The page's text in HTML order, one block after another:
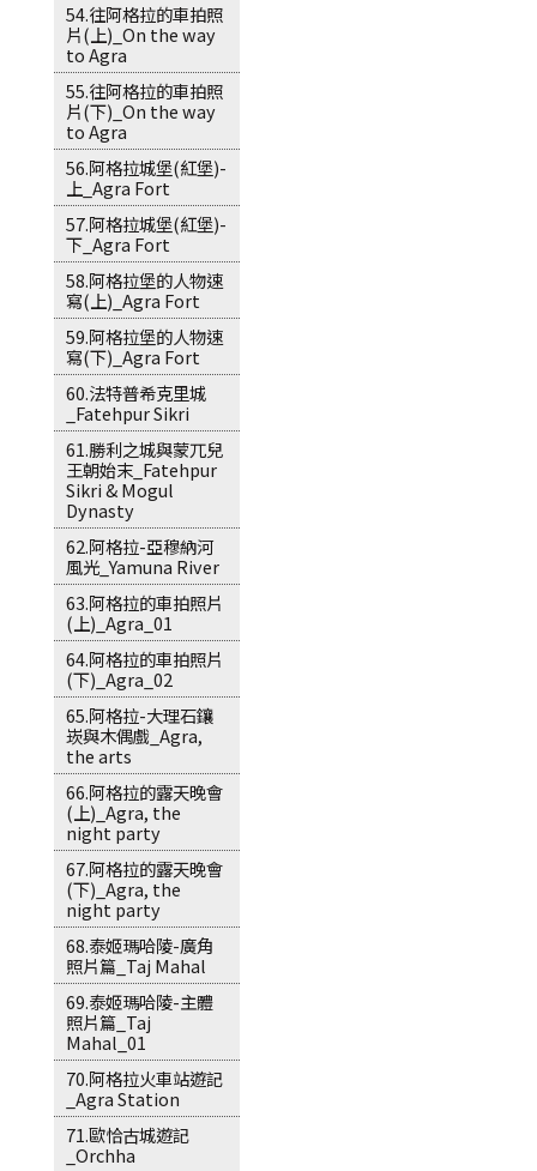
54.往阿格拉的車拍照
片(上)_On the way
to Agra
55.往阿格拉的車拍照
片(下)_On the way
to Agra
56.阿格拉城堡(紅堡)-
上_Agra Fort
57.阿格拉城堡(紅堡)-
下_Agra Fort
58.阿格拉堡的人物速
寫(上)_Agra Fort
59.阿格拉堡的人物速
寫(下)_Agra Fort
60.法特普希克里城
_Fatehpur Sikri
61.勝利之城與蒙兀兒
王朝始末_Fatehpur
Sikri & Mogul
Dynasty
62.阿格拉-亞穆納河
風光_Yamuna River
63.阿格拉的車拍照片
(上)_Agra_01
64.阿格拉的車拍照片
(下)_Agra_02
65.阿格拉-大理石鑲
崁與木偶戲_Agra,
the arts
66.阿格拉的露天晚會
(上)_Agra, the
night party
67.阿格拉的露天晚會
(下)_Agra, the
night party
68.泰姬瑪哈陵-廣角
照片篇_Taj Mahal
69.泰姬瑪哈陵-主體
照片篇_Taj
Mahal_01
70.阿格拉火車站遊記
_Agra Station
71.歐恰古城遊記
_Orchha